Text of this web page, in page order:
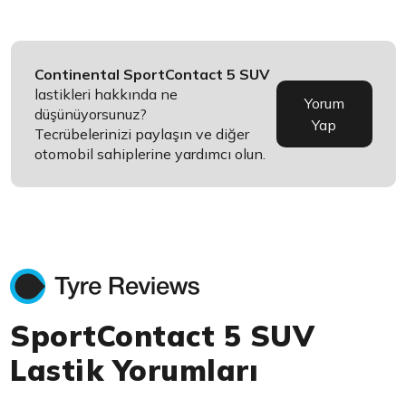
Continental SportContact 5 SUV
lastikleri hakkında ne
düşünüyorsunuz?
Tecrübelerinizi paylaşın ve diğer
otomobil sahiplerine yardımcı olun.
Yorum
Yap
SportContact 5 SUV
Lastik Yorumları